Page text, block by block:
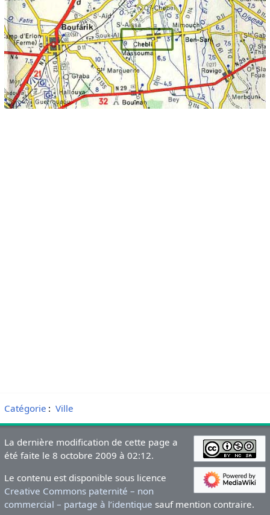
Catégorie : Ville
La dernière modification de cette page a
été faite le 8 octobre 2009 à 02:12.
Le contenu est disponible sous licence
Creative Commons paternité – non
commercial – partage à l’identique sauf mention contraire.